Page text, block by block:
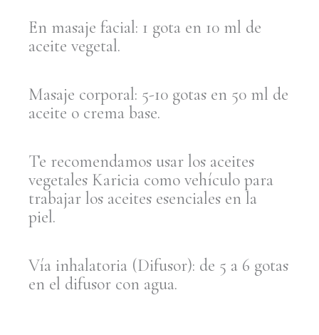
En masaje facial: 1 gota en 10 ml de
aceite vegetal.
Masaje corporal: 5-10 gotas en 50 ml de
aceite o crema base.
Te recomendamos usar los aceites
vegetales Karicia como vehículo para
trabajar los aceites esenciales en la
piel.
Vía inhalatoria (Difusor): de 5 a 6 gotas
en el difusor con agua.